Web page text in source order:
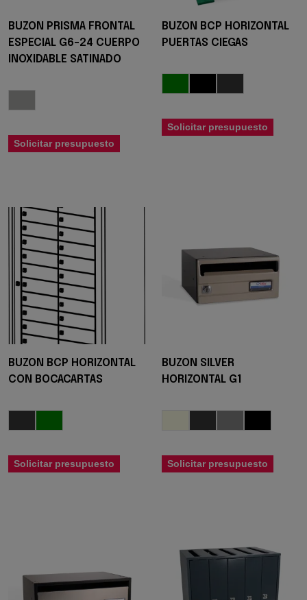
BUZON PRISMA FRONTAL
ESPECIAL G6-24 CUERPO
INOXIDABLE SATINADO
Solicitar presupuesto
BUZON BCP HORIZONTAL
PUERTAS CIEGAS
Solicitar presupuesto
BUZON BCP HORIZONTAL
CON BOCACARTAS
Solicitar presupuesto
BUZON SILVER
HORIZONTAL G1
Solicitar presupuesto